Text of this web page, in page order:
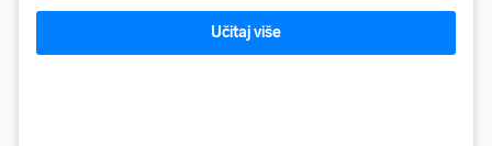
Učitaj više